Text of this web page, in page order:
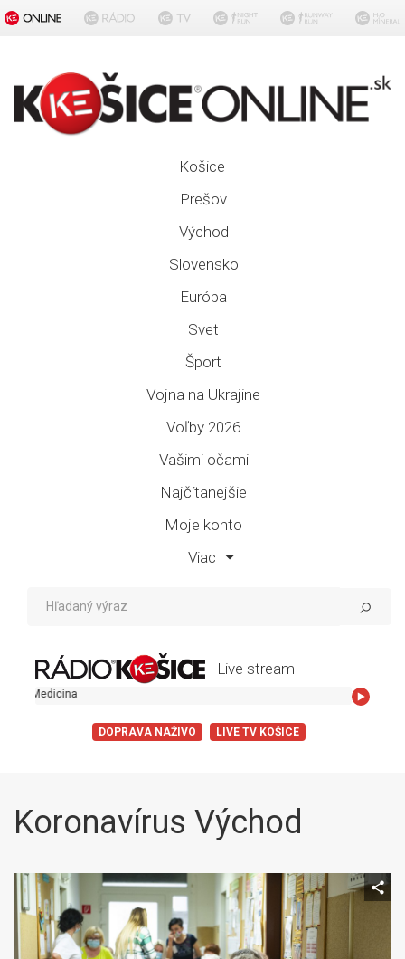
Košice
Prešov
Východ
Slovensko
Európa
Svet
Šport
Vojna na Ukrajine
Voľby 2026
Vašimi očami
Najčítanejšie
Moje konto
Viac
Live stream
DOPRAVA NAŽIVO LIVE TV KOŠICE
Koronavírus Východ